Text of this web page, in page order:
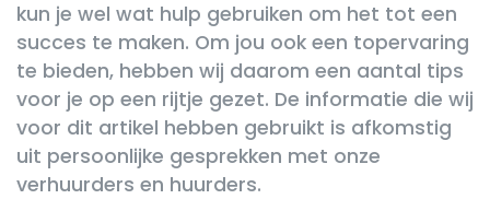
kun je wel wat hulp gebruiken om het tot een
succes te maken. Om jou ook een topervaring
te bieden, hebben wij daarom een aantal tips
voor je op een rijtje gezet. De informatie die wij
voor dit artikel hebben gebruikt is afkomstig
uit persoonlijke gesprekken met onze
verhuurders en huurders.